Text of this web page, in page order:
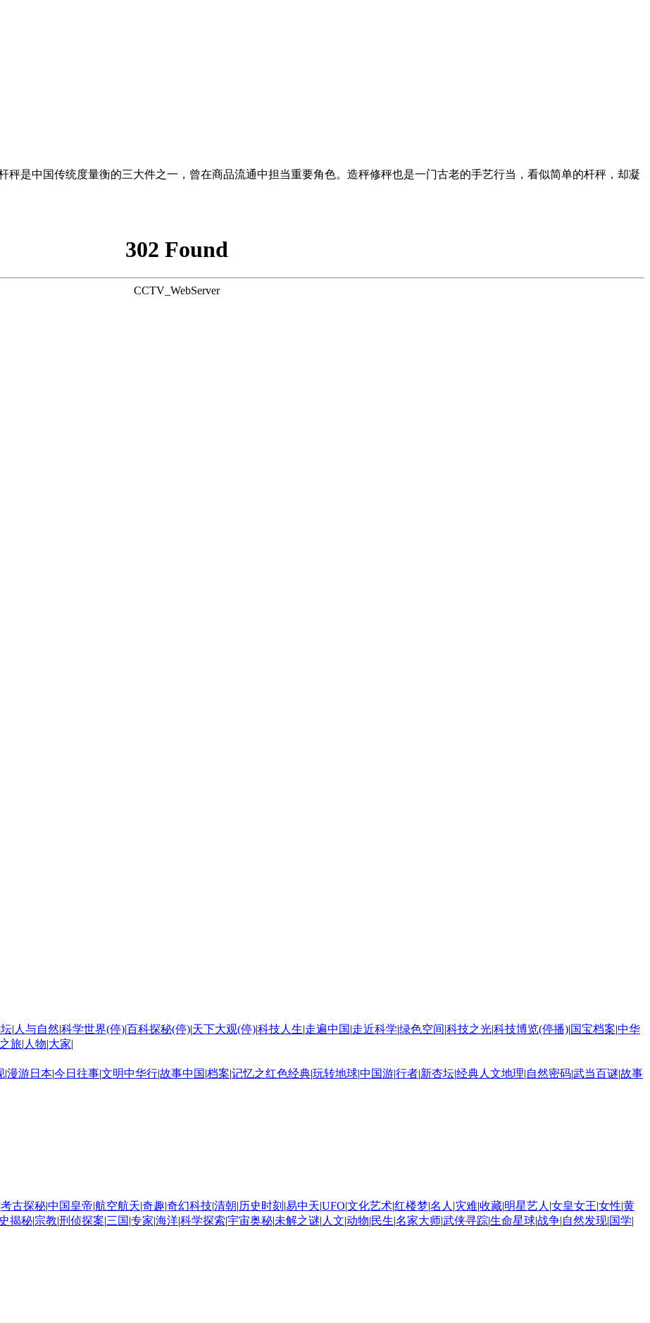
秤是中国传统度量衡的三大件之一，曾在商品流通中担当重要角色。造秤修秤也是一门古老的手艺行当，看似简单的杆秤，却凝
302 Found
CCTV_WebServer
| 人与自然|科学世界(停)|百科探秘(停)|天下大观(停)|科技人生|走遍中国|走近科学|绿色空间|科技之光|科技博览(停播)|国宝档案|中华
旅| 人物|大家|
|漫游日本|今日往事|文明中华行|故事中国|档案|记忆之红色经典|玩转地球|中国游|行者|新杏坛|经典人文地理|自然密码|武当百谜|故事
考古探秘|中国皇帝|航空航天|奇趣|奇幻科技|清朝|历史时刻 |易中天|UFO|文化艺术|红楼梦|名人 |灾难|收藏|明星艺人 |女皇女王|女性|黄
揭秘|宗教|刑侦探案|三国|专家|海洋|科学探索|宇宙奥秘|未解之谜| 人文|动物|民生|名家大师|武侠寻踪|生命星球|战争|自然发现|国学|